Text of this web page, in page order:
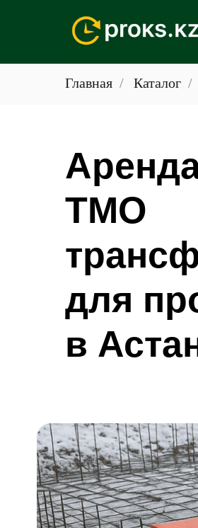
Главная / Каталог /
ТМО
для
в